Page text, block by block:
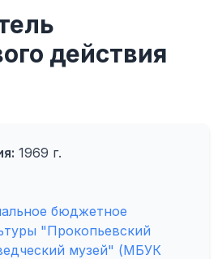
действия
1969 г.
бюджетное
"Прокопьевский
музей" (МБУК